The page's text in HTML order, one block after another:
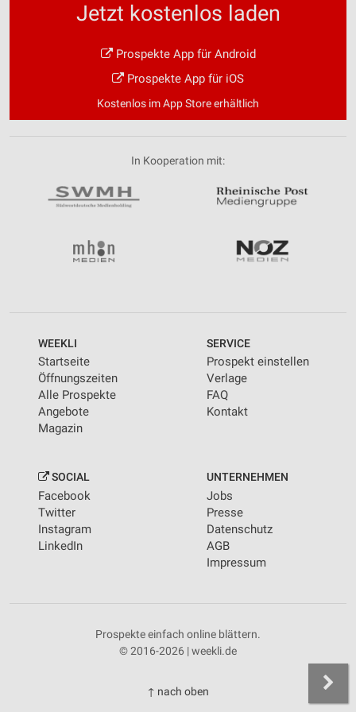
Jetzt kostenlos laden
Prospekte App für Android
Prospekte App für iOS
Kostenlos im App Store erhältlich
In Kooperation mit:
WEEKLI
Startseite
Öffnungszeiten
Alle Prospekte
Angebote
Magazin
SERVICE
Prospekt einstellen
Verlage
FAQ
Kontakt
SOCIAL
Facebook
Twitter
Instagram
LinkedIn
UNTERNEHMEN
Jobs
Presse
Datenschutz
AGB
Impressum
Prospekte einfach online blättern.
© 2016-2026 | weekli.de
↑ nach oben
Entwicklung und Verbesserung der Angebote
Verwendung reduzierter Daten zur Auswahl von
Verwendung genauer Standortdaten
Informationen identifizieren
Nicht-IAB-Verarbeitungszwecke:
Performance